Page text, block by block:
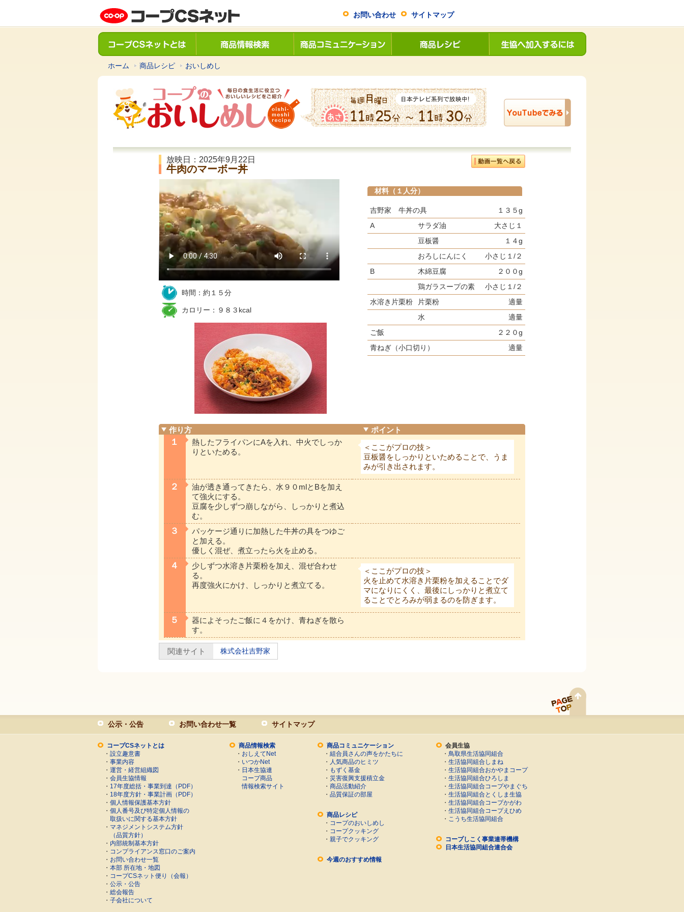
サイトマップ
お問い合わせ
ホーム 商品レシピ おいしめし
放映日：2025年9月22日
牛肉のマーボー丼
時間：約１５分
カロリー：９８３kcal
材料（１人分）
吉野家 牛丼の具
１３５g
A
サラダ油
大さじ１
豆板醤
１４g
おろしにんにく
小さじ１/２
B
木綿豆腐
２００g
鶏ガラスープの素
小さじ１/２
水溶き片栗粉
片栗粉
適量
水
適量
ご飯
２２０g
青ねぎ（小口切り）
適量
作り方 ポイント
１
熱したフライパンにAを入れ、中火でしっか
りといためる。
＜ここがプロの技＞
豆板醤をしっかりといためることで、うま
みが引き出されます。
２
油が透き通ってきたら、水９０mlとBを加え
て強火にする。
豆腐を少しずつ崩しながら、しっかりと煮込
む。
３
パッケージ通りに加熱した牛丼の具をつゆご
と加える。
優しく混ぜ、煮立ったら火を止める。
４
少しずつ水溶き片栗粉を加え、混ぜ合わせ
る。
再度強火にかけ、しっかりと煮立てる。
＜ここがプロの技＞
火を止めて水溶き片栗粉を加えることでダ
マになりにくく、最後にしっかりと煮立て
ることでとろみが弱まるのを防ぎます。
５
器によそったご飯に４をかけ、青ねぎを散ら
す。
関連サイト 株式会社吉野家
公示・公告 お問い合わせ一覧 サイトマップ
コープCSネットとは
・ 設立趣意書
・ 事業内容
・ 運営・経営組織図
・ 会員生協情報
・ 17年度総括・事業到達（PDF）
・ 18年度方針・事業計画（PDF）
・ 個人情報保護基本方針
・ 個人番号及び特定個人情報の
取扱いに関する基本方針
・ マネジメントシステム方針
（品質方針）
・ 内部統制基本方針
・ コンプライアンス窓口のご案内
・ お問い合わせ一覧
・ 本部 所在地・地図
・ コープCSネット便り（会報）
・ 公示・公告
・ 総会報告
・ 子会社について
商品情報検索
・ おしえてNet
・ いつかNet
・ 日本生協連
コープ商品
情報検索サイト
商品コミュニケーション
・ 組合員さんの声をかたちに
・ 人気商品のヒミツ
・ もずく基金
・ 災害復興支援積立金
・ 商品活動紹介
・ 品質保証の部屋
商品レシピ
・ コープのおいしめし
・ コープクッキング
・ 親子でクッキング
今週のおすすめ情報
会員生協
・ 鳥取県生活協同組合
・ 生活協同組合しまね
・ 生活協同組合おかやまコープ
・ 生活協同組合ひろしま
・ 生活協同組合コープやまぐち
・ 生活協同組合とくしま生協
・ 生活協同組合コープかがわ
・ 生活協同組合コープえひめ
・ こうち生活協同組合
コープしこく事業連帯機構
日本生活協同組合連合会